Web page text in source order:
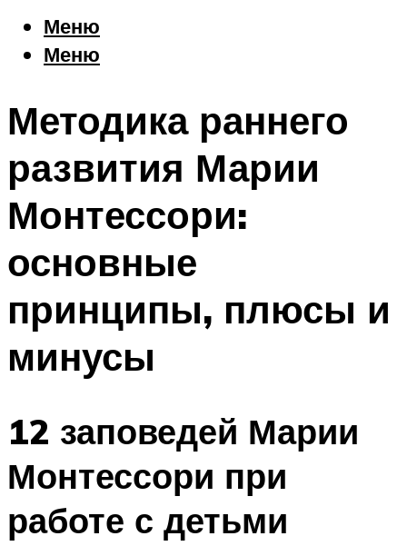
Меню
Меню
Методика раннего
развития Марии
Монтессори:
основные
принципы, плюсы и
минусы
12 заповедей Марии
Монтессори при
работе с детьми